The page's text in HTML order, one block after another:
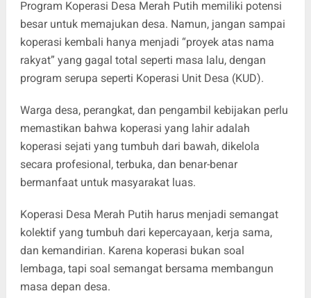
Program Koperasi Desa Merah Putih memiliki potensi
besar untuk memajukan desa. Namun, jangan sampai
koperasi kembali hanya menjadi “proyek atas nama
rakyat” yang gagal total seperti masa lalu, dengan
program serupa seperti Koperasi Unit Desa (KUD).
Warga desa, perangkat, dan pengambil kebijakan perlu
memastikan bahwa koperasi yang lahir adalah
koperasi sejati yang tumbuh dari bawah, dikelola
secara profesional, terbuka, dan benar-benar
bermanfaat untuk masyarakat luas.
Koperasi Desa Merah Putih harus menjadi semangat
kolektif yang tumbuh dari kepercayaan, kerja sama,
dan kemandirian. Karena koperasi bukan soal
lembaga, tapi soal semangat bersama membangun
masa depan desa.